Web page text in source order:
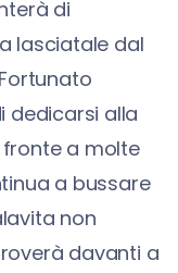
di
lasciatale dal
dedicarsi alla
a molte
a bussare
non
davanti a